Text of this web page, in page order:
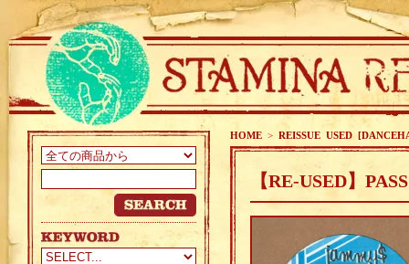
HOME > REISSUE USED
【RE-USED】